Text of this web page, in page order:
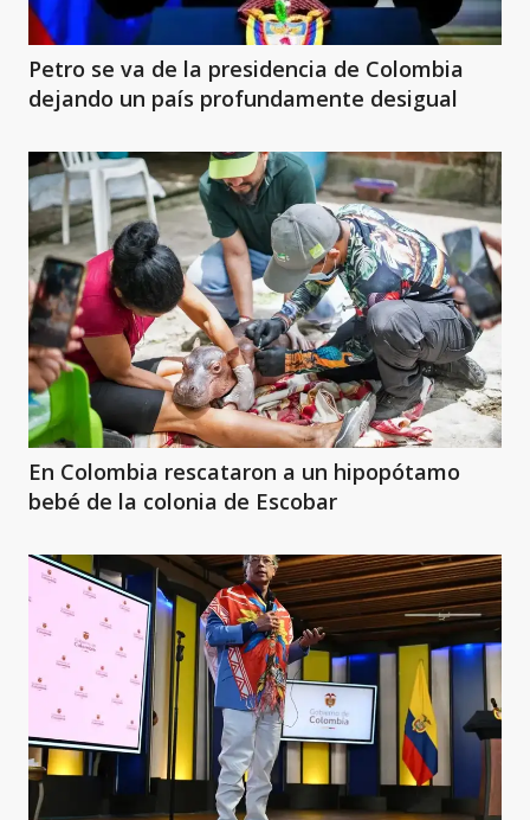
Petro se va de la presidencia de Colombia
dejando un país profundamente desigual
En Colombia rescataron a un hipopótamo
bebé de la colonia de Escobar